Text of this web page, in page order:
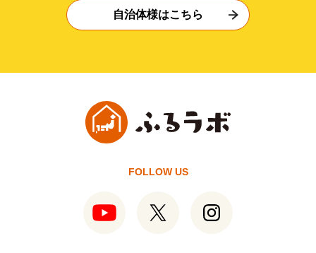
自治体様はこちら
FOLLOW US